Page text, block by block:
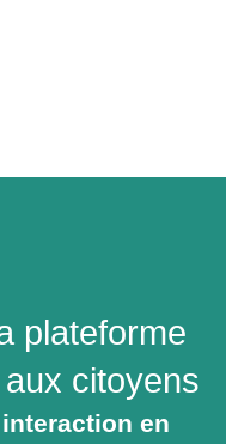
plateforme
citoyens
en